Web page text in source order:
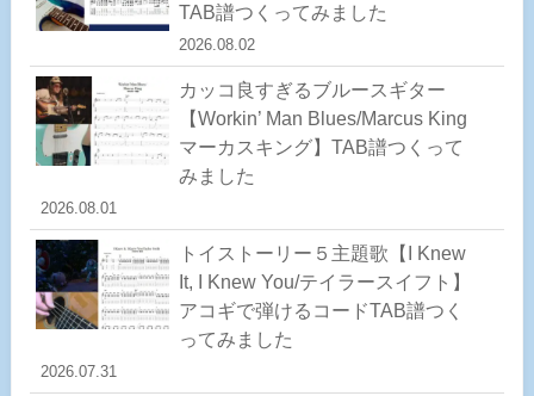
TAB譜つくってみました
2026.08.02
カッコ良すぎるブルースギター
【Workin’ Man Blues/Marcus King
マーカスキング】TAB譜つくって
みました
2026.08.01
トイストーリー５主題歌【I Knew
It, I Knew You/テイラースイフト】
アコギで弾けるコードTAB譜つく
ってみました
2026.07.31